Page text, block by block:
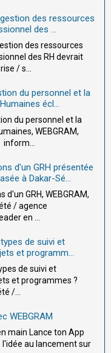
des ressources
des ...
des ressources
des RH devrait
/ s...
du personnel et la
écl...
du personnel et la
WEBGRAM,
inform...
d'un GRH présentée
à Dakar-Sé...
GRH, WEBGRAM,
/ agence
en ...
de suivi et
et programm...
de suivi et
et programmes ?
/...
WEBGRAM
main Lance ton App
l'idée au lancement sur